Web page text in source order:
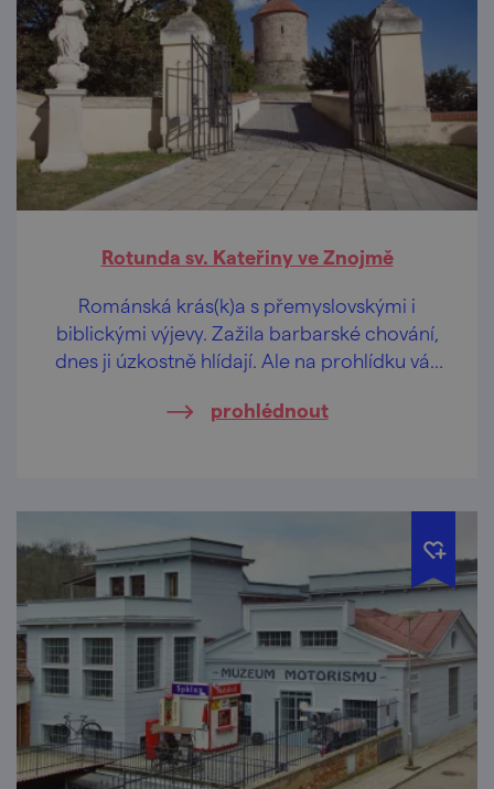
Rotunda sv. Kateřiny ve Znojmě
Románská krás(k)a s přemyslovskými i
biblickými výjevy. Zažila barbarské chování,
dnes ji úzkostně hlídají. Ale na prohlídku vás
prohlédnout